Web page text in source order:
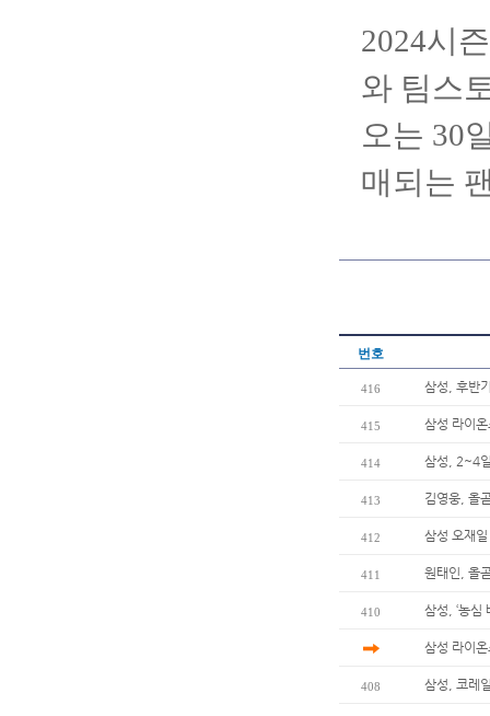
2024시
와 팀스
오는 30
매되는
번호
416 삼성, 후반
415 삼성 라이
414 삼성, 2~4
413 김영웅, 올
412 삼성 오재
411 원태인, 올
410 삼성, ‘농심
삼성 라이
408 삼성, 코레